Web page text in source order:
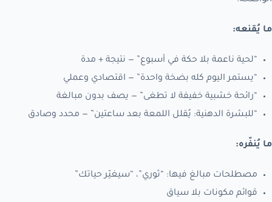
ما يُقنعه:
“لحية ناعمة بلا حكة في أسبوع” — نتيجة + مدة
“يستمر اليوم كله بضخة واحدة” — اقتصادي وعملي
“رائحة خشبية خفيفة لا تطغى” — يصف بدون مبالغة
“للبشرة الدهنية: يُقلل اللمعة بعد ساعتين” — محدد وصادق
ما يُنفّره:
مصطلحات مبالغ فيها: “ثوري”، “سيغيّر حياتك”
قوائم مكونات بلا سياق